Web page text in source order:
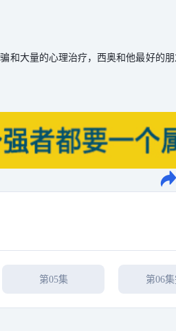
大量的心理治疗，西奥和他最好的
第05集 第06